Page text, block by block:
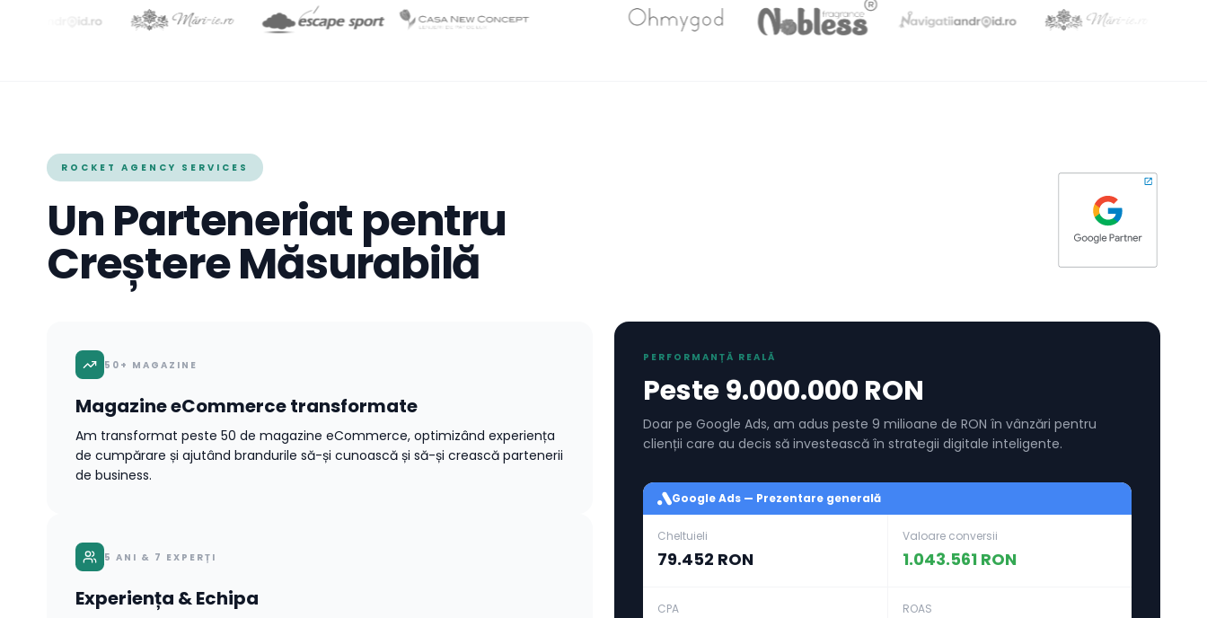
ROCKET AGENCY SERVICES
Un Parteneriat pentru
Creștere Măsurabilă
50+ MAGAZINE
Magazine eCommerce transformate
Am transformat peste 50 de magazine eCommerce, optimizând experiența
de cumpărare și ajutând brandurile să-și cunoască și să-și crească partenerii
de business.
5 ANI & 7 EXPERȚI
Experiența & Echipa
PERFORMANȚĂ REALĂ
Peste 9.000.000 RON
Doar pe Google Ads, am adus peste 9 milioane de RON în vânzări pentru
clienții care au decis să investească în strategii digitale inteligente.
Google Ads — Prezentare generală
Cheltuieli
79.452 RON
Valoare conversii
1.043.561 RON
CPA ROAS